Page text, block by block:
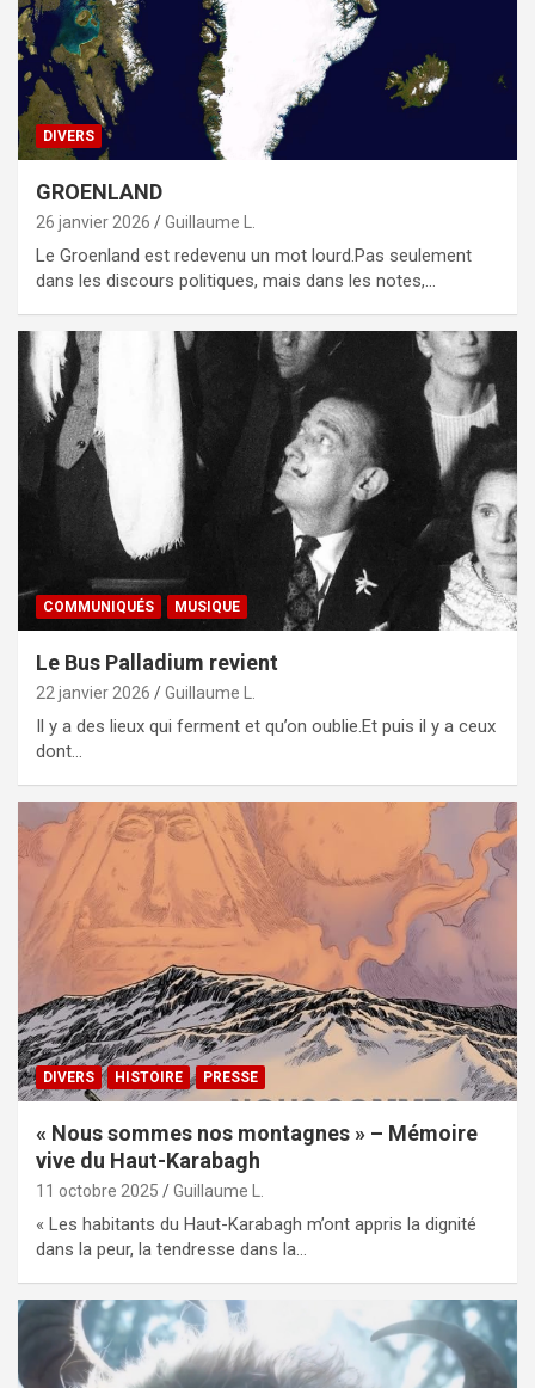
DIVERS
GROENLAND
26 janvier 2026 Guillaume L.
Le Groenland est redevenu un mot lourd.Pas seulement
dans les discours politiques, mais dans les notes,…
COMMUNIQUÉS MUSIQUE
Le Bus Palladium revient
22 janvier 2026 Guillaume L.
Il y a des lieux qui ferment et qu’on oublie.Et puis il y a ceux
dont…
DIVERS HISTOIRE PRESSE
« Nous sommes nos montagnes » – Mémoire
vive du Haut-Karabagh
11 octobre 2025 Guillaume L.
« Les habitants du Haut-Karabagh m’ont appris la dignité
dans la peur, la tendresse dans la…